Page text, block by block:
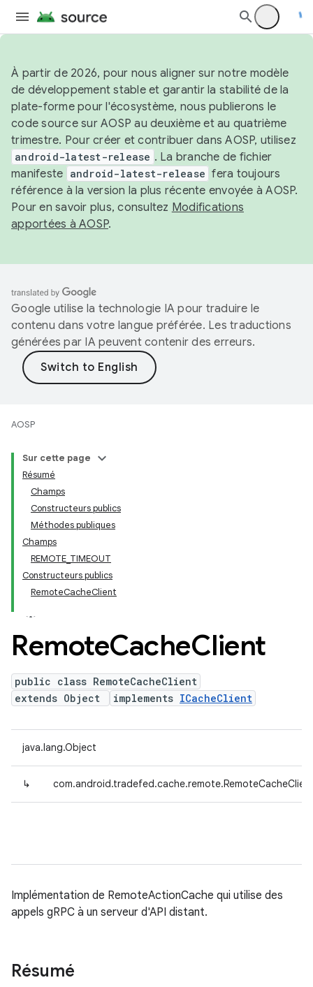
À partir de 2026, pour nous aligner sur notre modèle
de développement stable et garantir la stabilité de la
plate-forme pour l'écosystème, nous publierons le
code source sur AOSP au deuxième et au quatrième
trimestre. Pour créer et contribuer dans AOSP, utilisez
android-latest-release . La branche de fichier
manifeste android-latest-release fera toujours
référence à la version la plus récente envoyée à AOSP.
Pour en savoir plus, consultez Modifications
apportées à AOSP.
Google utilise la technologie IA pour traduire le
contenu dans votre langue préférée. Les traductions
générées par IA peuvent contenir des erreurs.
AOSP
Sur cette page
Résumé
Champs
Constructeurs publics
Méthodes publiques
Champs
REMOTE_TIMEOUT
Constructeurs publics
RemoteCacheClient
RemoteCacheClient
public class RemoteCacheClient
extends Object
implements ICacheClient
java.lang.Object
↳
Implémentation de RemoteActionCache qui utilise des
appels gRPC à un serveur d'API distant.
Résumé